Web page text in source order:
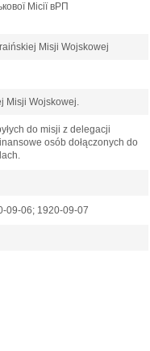
Місії вРП
Misji Wojskowej
Misji Wojskowej.
do misji z delegacji
osób dołączonych do
09-06; 1920-09-07